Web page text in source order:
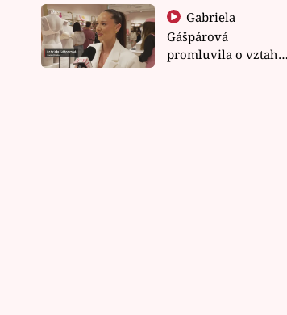
Gabriela
Gášpárová
promluvila o vztahu